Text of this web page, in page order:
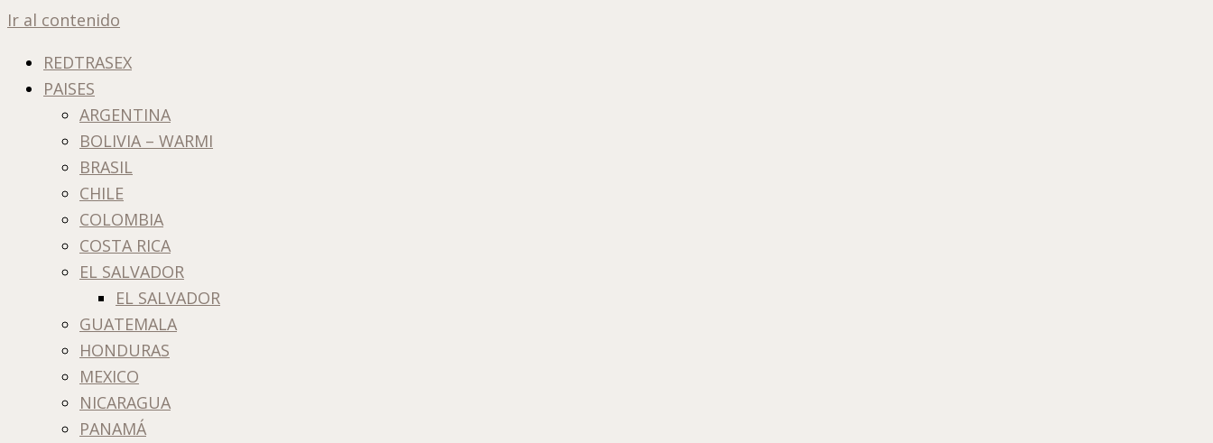
Ir al contenido
REDTRASEX
PAISES
ARGENTINA
BOLIVIA – WARMI
BRASIL
CHILE
COLOMBIA
COSTA RICA
EL SALVADOR
EL SALVADOR
GUATEMALA
HONDURAS
MEXICO
NICARAGUA
PANAMÁ